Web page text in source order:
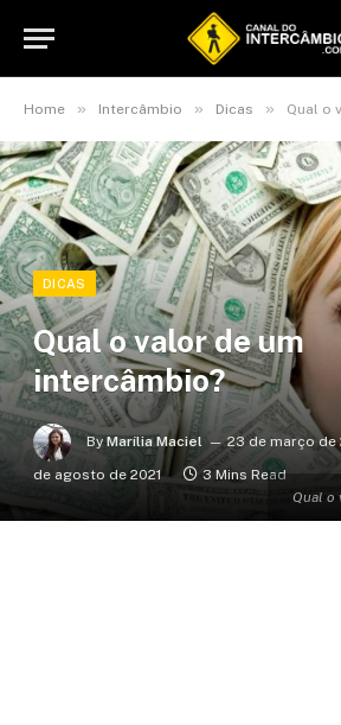
Home » Intercâmbio » Dicas » Qual o
Qual o
DICAS
Qual o valor de um
intercâmbio?
By Marília Maciel 23 de março de
de agosto de 2021
3 Mins Read